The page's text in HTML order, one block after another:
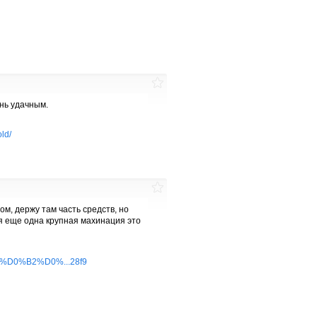
удачным.
держу там часть средств, но
еще одна крупная махинация это